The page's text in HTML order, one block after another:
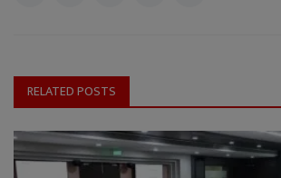
RELATED POSTS